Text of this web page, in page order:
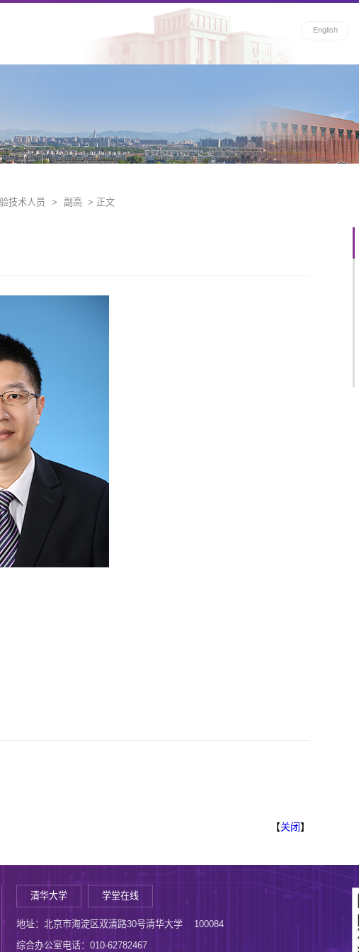
English
技术人员 > 副高 > 正文
【关闭】
清华大学 学堂在线
地址：北京市海淀区双清路30号清华大学 100084
综合办公室电话：010-62782467